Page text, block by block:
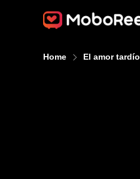
Home El amor tardío